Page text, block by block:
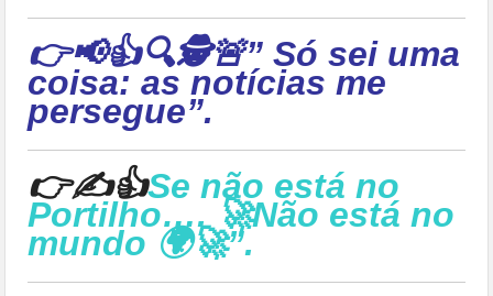
👉📢👍🔍🕵🚨” Só sei uma
coisa: as notícias me
persegue”.
👉✍👍Se não está no
Portilho…. 🚀Não está no
mundo 🌍🚀”.